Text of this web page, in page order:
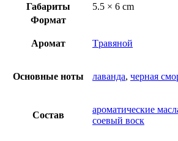
Габариты
5.5 × 6 cm
Формат
Аромат Tравяной
Основные ноты лаванда, черная
Состав
ароматические
соевый воск